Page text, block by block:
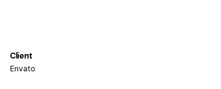
Client
Envato